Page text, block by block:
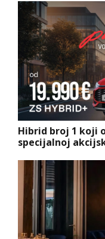
Hibrid broj 1 koji
specijalnoj